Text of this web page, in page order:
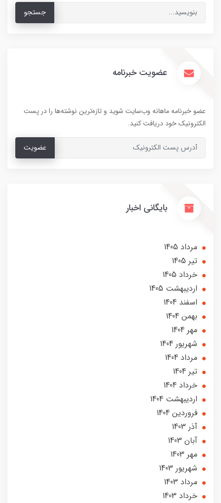
جستجو
عضویت خبرنامه
عضو خبرنامه ماهانه وب‌سایت شوید و تازه‌ترین نوشته‌ها را در پست
الکترونیک خود دریافت کنید.
عضویت
بایگانی اخبار
مرداد 1405
تير 1405
خرداد 1405
ارديبهشت 1405
اسفند 1404
بهمن 1404
مهر 1404
شهریور 1404
مرداد 1404
تير 1404
خرداد 1404
ارديبهشت 1404
فروردین 1404
آذر 1403
آبان 1403
مهر 1403
شهریور 1403
مرداد 1403
خرداد 1403